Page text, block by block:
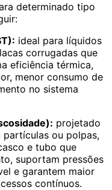
determinado tipo
ideal para líquidos
corrugadas que
eficiência térmica,
menor consumo de
no sistema
projetado
partículas ou polpas,
e tubo que
suportam pressões
e garantem maior
contínuos.